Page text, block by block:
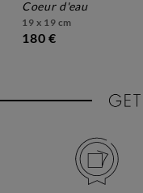
coeur d'eau
19 x 19 cm
180 €